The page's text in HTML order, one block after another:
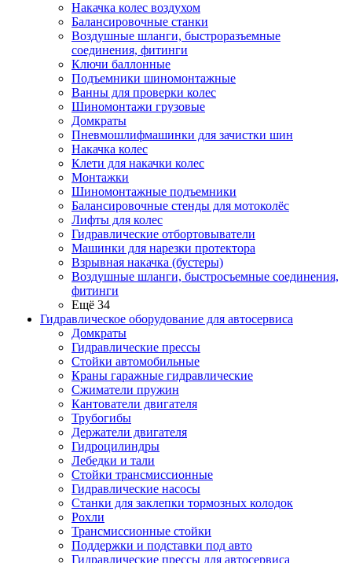
Накачка колес воздухом
Балансировочные станки
Воздушные шланги, быстроразъемные
соединения, фитинги
Ключи баллонные
Подъемники шиномонтажные
Ванны для проверки колес
Шиномонтажи грузовые
Домкраты
Пневмошлифмашинки для зачистки шин
Накачка колес
Клети для накачки колес
Монтажки
Шиномонтажные подъемники
Балансировочные стенды для мотоколёс
Лифты для колес
Гидравлические отбортовыватели
Машинки для нарезки протектора
Взрывная накачка (бустеры)
Воздушные шланги, быстросъемные соединения,
фитинги
Ещё 34
Гидравлическое оборудование для автосервиса
Домкраты
Гидравлические прессы
Стойки автомобильные
Краны гаражные гидравлические
Сжиматели пружин
Кантователи двигателя
Трубогибы
Держатели двигателя
Гидроцилиндры
Лебедки и тали
Стойки трансмиссионные
Гидравлические насосы
Cтанки для заклепки тормозных колодок
Рохли
Трансмиссионные стойки
Поддержки и подставки под авто
Гидравлические прессы для автосервиса